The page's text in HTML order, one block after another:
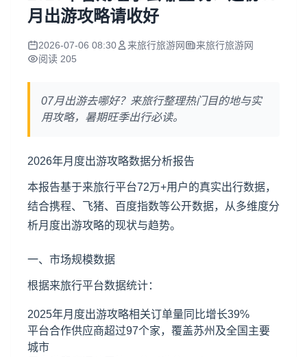
月出游攻略请收好
2026-07-06 08:30 来旅行旅游网
来旅行旅游网
阅读 205
07月出游去哪好？来旅行整理热门目的地与实
用攻略，暑期旺季出行必读。
2026年月度出游攻略数据分析报告
本报告基于来旅行平台72万+用户的真实出行数据，
结合携程、飞猪、百度指数等公开数据，从多维度分
析月度出游攻略的现状与趋势。
一、市场规模数据
根据来旅行平台数据统计：
2025年月度出游攻略相关订单量同比增长39%
平台合作供应商超过97个家，覆盖苏州及全国主要
城市